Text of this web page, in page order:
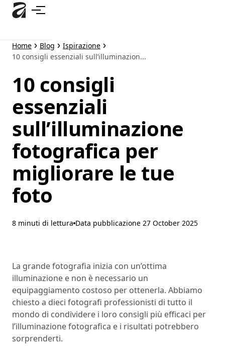
Passa
principale
Home Blog
Ispirazione
10 consigli essenziali sull’illuminazion...
10 consigli
essenziali
sull’illuminazione
fotografica per
migliorare le tue
foto
8 minuti di lettura Data pubblicazione 27 October 2025
La grande fotografia inizia con un’ottima
illuminazione e non è necessario un
equipaggiamento costoso per ottenerla. Abbiamo
chiesto a dieci fotografi professionisti di tutto il
mondo di condividere i loro consigli più efficaci per
l’illuminazione fotografica e i risultati potrebbero
sorprenderti.